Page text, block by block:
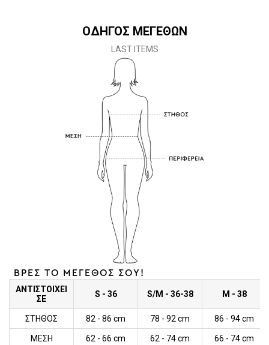
ΟΔΗΓΟΣ ΜΕΓΕΘΩΝ
LAST ITEMS
ΒΡΕΣ ΤΟ ΜΕΓΕΘΟΣ ΣΟΥ!
ΑΝΤΙΣΤΟΙΧΕΙ
ΣΕ
S - 36 S/M - 36-38 M - 38
ΣΤΗΘΟΣ 82 - 86 cm 78 - 92 cm 86 - 94 cm
ΜΕΣΗ 62 - 66 cm 62 - 74 cm 66 - 74 cm